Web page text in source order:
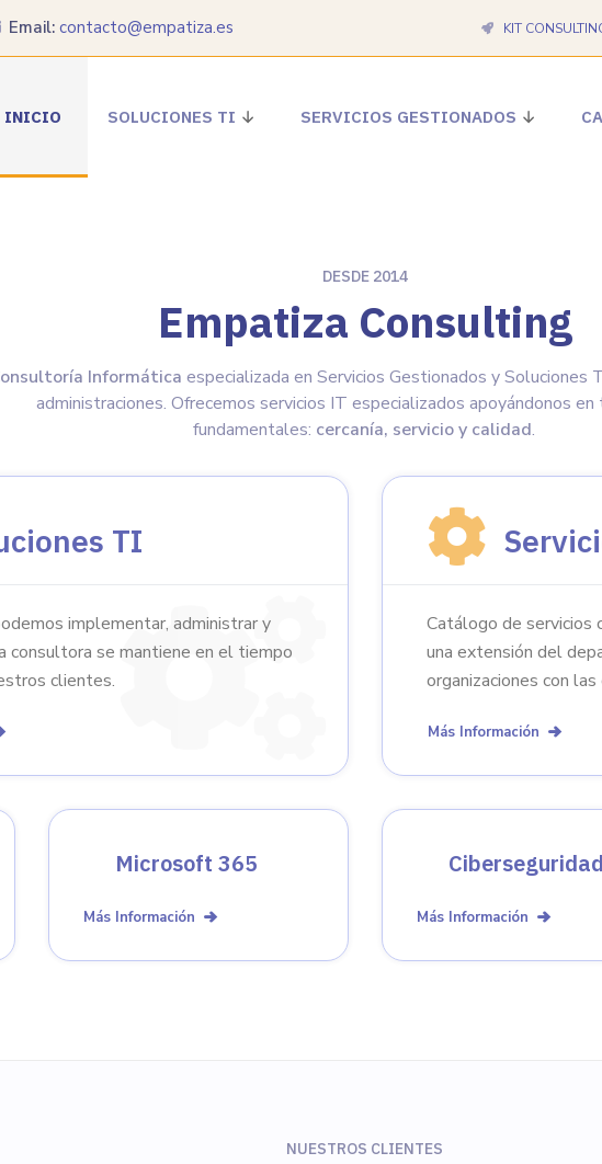
Email: contacto@empatiza.es KIT
INICIO SOLUCIONES TI SERVICIOS GESTIONADOS
DESDE 2014
Empatiza Consulting
Informática especializada en Servicios Gestionados y Soluciones
administraciones. Ofrecemos servicios IT especializados apoyándonos
fundamentales: cercanía, servicio y calidad.
TI
implementar, administrar y
consultora se mantiene en el tiempo
clientes.
Catálogo de servicios
una extensión del
organizaciones con
Más Información
Microsoft 365
Más Información
Ciberseguridad
Más Información
NUESTROS CLIENTES